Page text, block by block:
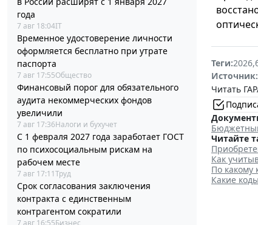
года
7 авг 18:04IT
Временное удостоверение личности
оформляется бесплатно при утрате
паспорта
7 авг 17:55Общество
Финансовый порог для обязательного
аудита некоммерческих фондов
увеличили
7 авг 17:36Налоги и бухучет
С 1 февраля 2027 года заработает ГОСТ
по психосоциальным рискам на
рабочем месте
7 авг 17:11Труд
Срок согласования заключения
контракта с единственным
контрагентом сократили
Теги:2026,
Источник:
Читать
Читайте
Как
По какому
Какие